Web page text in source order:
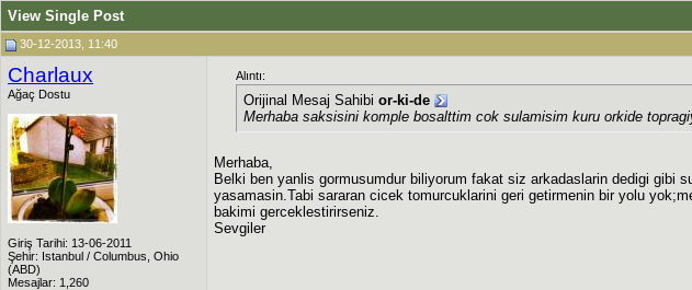
View Single Post
30-12-2013, 11:40
Charlaux
Ağaç Dostu
Giriş Tarihi: 13-06-2011
Şehir: Istanbul / Columbus, Ohio
(ABD)
Mesajlar: 1,260
Alıntı:
Orijinal Mesaj Sahibior-ki-de
Merhaba saksisini komple bosalttim cok sulamisim kuru orkide
Merhaba,
Belki ben yanlis gormusumdur biliyorum fakat siz arkadaslarin dedigi gibi
yasamasin.Tabi sararan cicek tomurcuklarini geri getirmenin bir yolu
bakimi gerceklestirirseniz.
Sevgiler